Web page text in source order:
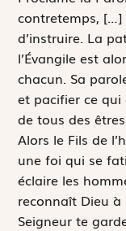
contretemps, […]
d’instruire. La
l’Évangile est
chacun. Sa
et pacifier ce
de tous des
Alors le Fils de
une foi qui se
éclaire les
reconnaît Dieu
Seigneur te